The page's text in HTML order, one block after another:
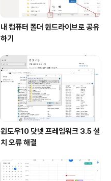
내 컴퓨터 폴더 원드라이브로 공유
하기
윈도우10 닷넷 프레임워크 3.5 설
치 오류 해결